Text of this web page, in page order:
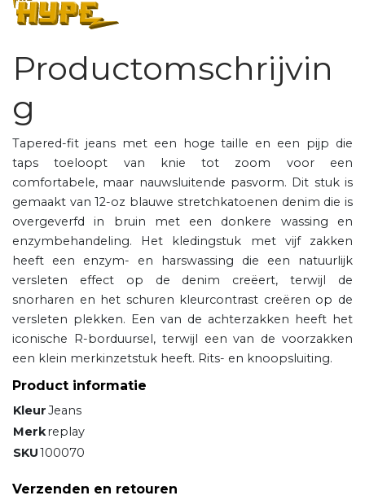
Productomschrijvin
g
Tapered-fit jeans met een hoge taille en een pijp die
taps toeloopt van knie tot zoom voor een
comfortabele, maar nauwsluitende pasvorm. Dit stuk is
gemaakt van 12-oz blauwe stretchkatoenen denim die is
overgeverfd in bruin met een donkere wassing en
enzymbehandeling. Het kledingstuk met vijf zakken
heeft een enzym- en harswassing die een natuurlijk
versleten effect op de denim creëert, terwijl de
snorharen en het schuren kleurcontrast creëren op de
versleten plekken. Een van de achterzakken heeft het
iconische R-borduursel, terwijl een van de voorzakken
een klein merkinzetstuk heeft. Rits- en knoopsluiting.
Product informatie
KleurJeans
Merkreplay
SKU100070
Verzenden en retouren